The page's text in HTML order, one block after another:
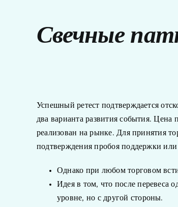
Свечные
Успешный ретест подтверждается
два варианта развития события. Цена
реализован на рынке. Для принятия
подтверждения пробоя поддержки
Однако при любом торговом
Идея в том, что после перевеса
уровне, но с другой стороны.